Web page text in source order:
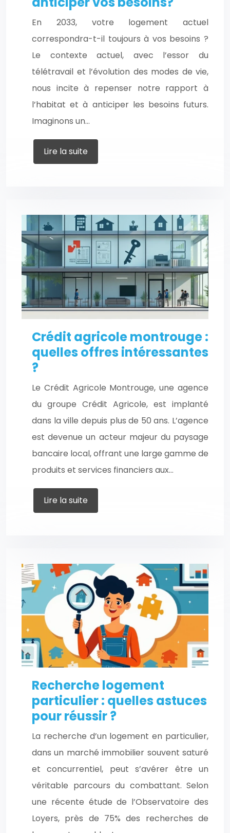
En 2033, votre logement actuel
correspondra-t-il toujours à vos besoins ?
Le contexte actuel, avec l’essor du
télétravail et l’évolution des modes de vie,
nous incite à repenser notre rapport à
l’habitat et à anticiper les besoins futurs.
Imaginons un…
Lire la suite
Crédit agricole montrouge :
quelles offres intéressantes
?
Le Crédit Agricole Montrouge, une agence
du groupe Crédit Agricole, est implanté
dans la ville depuis plus de 50 ans. L’agence
est devenue un acteur majeur du paysage
bancaire local, offrant une large gamme de
produits et services financiers aux…
Lire la suite
Recherche logement
particulier : quelles astuces
pour réussir ?
La recherche d’un logement en particulier,
dans un marché immobilier souvent saturé
et concurrentiel, peut s’avérer être un
véritable parcours du combattant. Selon
une récente étude de l’Observatoire des
Loyers, près de 75% des recherches de